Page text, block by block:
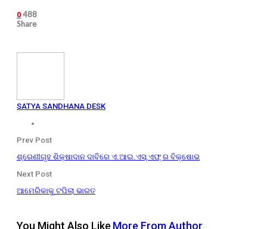
0 488
Share
SATYA SANDHANA DESK
Prev Post
ଶ୍ରେଣୀଗୃହ ଶିକ୍ଷାଦାନ ଦାବିରେ ଏ.ଆଇ.ଏସ୍.ଏଫ୍ ର ବିକ୍ଷୋଭ
Next Post
ଆମେରିକାକୁ ଟପିଲା ଭାରତ
You Might Also Like More From Author